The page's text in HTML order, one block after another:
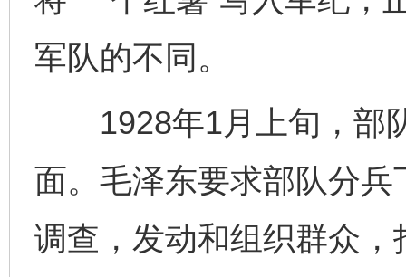
军队的不同。
1928年1月上旬，部
面。毛泽东要求部队分
调查，发动和组织群众